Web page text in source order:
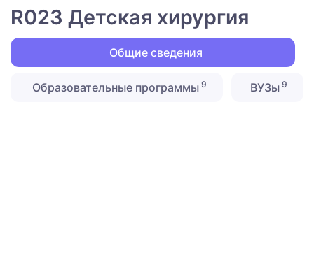
R023 Детская хирургия
Общие сведения
Образовательные программы 9 ВУЗы 9